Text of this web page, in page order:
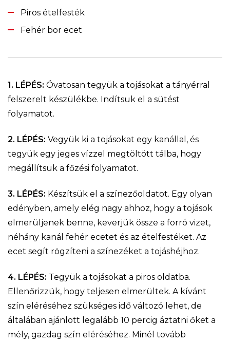
Piros ételfesték
Fehér bor ecet
1. LÉPÉS: Óvatosan tegyük a tojásokat a tányérral
felszerelt készülékbe. Indítsuk el a sütést
folyamatot.
2. LÉPÉS: Vegyük ki a tojásokat egy kanállal, és
tegyük egy jeges vízzel megtöltött tálba, hogy
megállítsuk a főzési folyamatot.
3. LÉPÉS: Készítsük el a színezőoldatot. Egy olyan
edényben, amely elég nagy ahhoz, hogy a tojások
elmerüljenek benne, keverjük össze a forró vizet,
néhány kanál fehér ecetet és az ételfestéket. Az
ecet segít rögzíteni a színezéket a tojáshéjhoz.
4. LÉPÉS: Tegyük a tojásokat a piros oldatba.
Ellenőrizzük, hogy teljesen elmerültek. A kívánt
szín eléréséhez szükséges idő változó lehet, de
általában ajánlott legalább 10 percig áztatni őket a
mély, gazdag szín eléréséhez. Minél tovább